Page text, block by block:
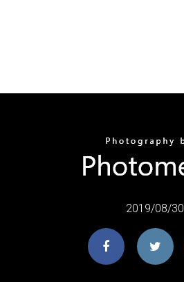
2019/08/30